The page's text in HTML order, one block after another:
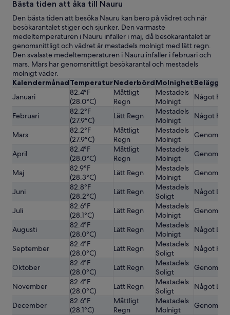
Bästa tiden att åka till Nauru
Den bästa tiden att besöka Nauru kan bero på vädret och när
besökarantalet stiger och sjunker. Den varmaste
medeltemperaturen i Nauru infaller i maj, då besökarantalet är
genomsnittligt och vädret är mestadels molnigt med lätt regn.
Den svalaste medeltemperaturen i Nauru infaller i februari och
mars. Mars har genomsnittligt besökarantal och mestadels
molnigt väder.
KalendermånadTemperaturNederbördMolnighet
Januari
82.4°F
(28.0°C)
Måttligt
Regn
Mestadels
Molnigt
Något Hög
Februari
82.2°F
(27.9°C)
Lätt Regn
Mestadels
Molnigt
Något Hög
Mars
82.2°F
(27.9°C)
Måttligt
Regn
Mestadels
Molnigt
April
82.4°F
(28.0°C)
Måttligt
Regn
Mestadels
Molnigt
Maj
82.9°F
(28.3°C)
Lätt Regn
Mestadels
Molnigt
Juni
82.8°F
(28.2°C)
Lätt Regn
Mestadels
Soligt
Något Låg
Juli
82.6°F
(28.1°C)
Lätt Regn
Mestadels
Molnigt
Augusti
82.4°F
(28.0°C)
Lätt Regn
Mestadels
Molnigt
Något Låg
September
82.4°F
(28.0°C)
Lätt Regn
Mestadels
Soligt
Något Hög
Oktober
82.4°F
(28.0°C)
Lätt Regn
Mestadels
Soligt
November
82.4°F
(28.0°C)
Lätt Regn
Mestadels
Soligt
Något Låg
December
82.6°F
(28.1°C)
Måttligt
Regn
Mestadels
Molnigt